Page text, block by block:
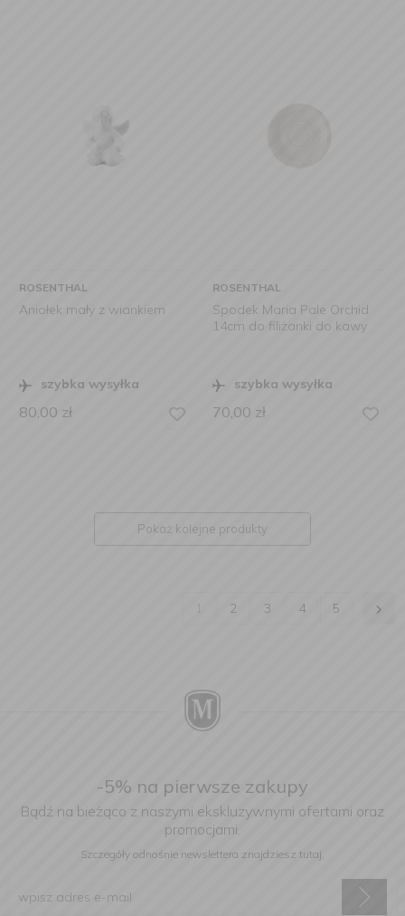
ROSENTHAL
Aniołek mały z wiankiem
szybka wysyłka
80,00 zł
ROSENTHAL
Spodek Maria Pale Orchid
14cm do filiżanki do kawy
szybka wysyłka
70,00 zł
Pokaż kolejne produkty
1 2 3 4 5
-5% na pierwsze zakupy
Bądź na bieżąco z naszymi ekskluzywnymi ofertami oraz
promocjami.
Szczegóły odnośnie newslettera znajdziesz tutaj.